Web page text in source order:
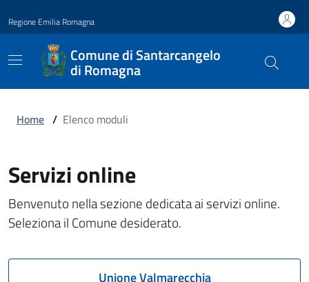
Regione Emilia Romagna
Comune di Santarcangelo
di Romagna
Home / Elenco moduli
Servizi online
Benvenuto nella sezione dedicata ai servizi online.
Seleziona il Comune desiderato.
Unione Valmarecchia